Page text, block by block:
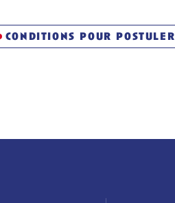
conditions pour postuler